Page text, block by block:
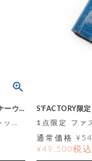
S'FACTORY限定アイテム│ファスナーウォレット
1点限定 ファスナーミニウォレット シャイニングブルー スモールクロコダイル ポロサス (ワニ革)
通常価格 ¥
¥49,500税込